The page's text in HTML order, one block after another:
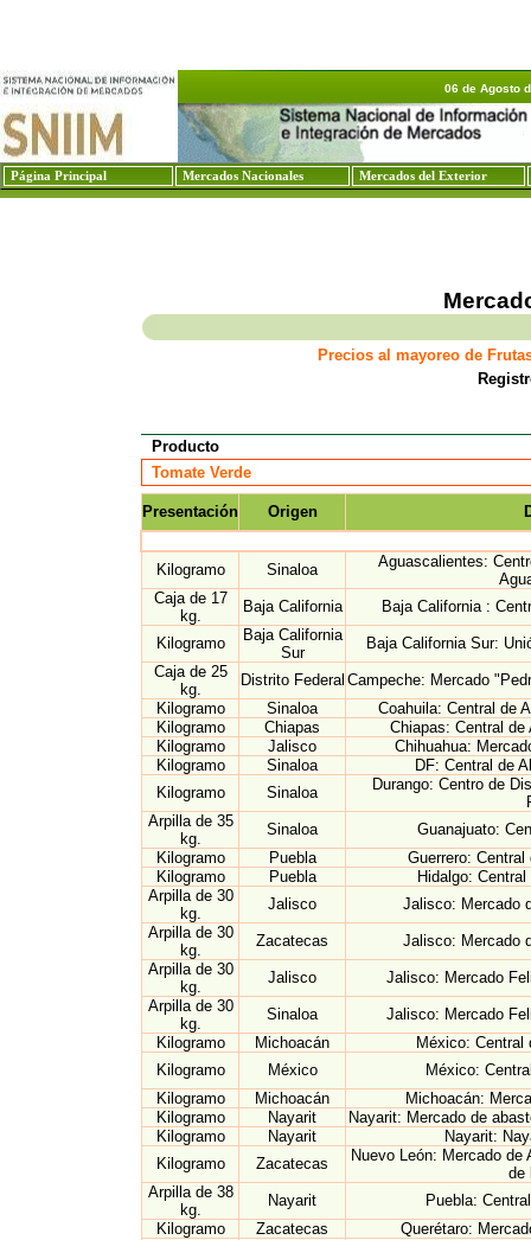
06 de Agosto
Página Principal Mercados Nacionales Mercados del Exterior